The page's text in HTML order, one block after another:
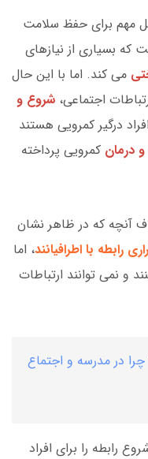
مهم برای حفظ سلامت
که بسیاری از نیازهای
می کند. اما با این حال
اجتماعی، شروع و
درگیر کمرویی هستند
درمان کمرویی پرداخته
آنچه که در ظاهر نشان
رابطه با اطرافیانند، اما
و نمی توانند ارتباطات
در مدرسه و اجتماع
رابطه را برای افراد